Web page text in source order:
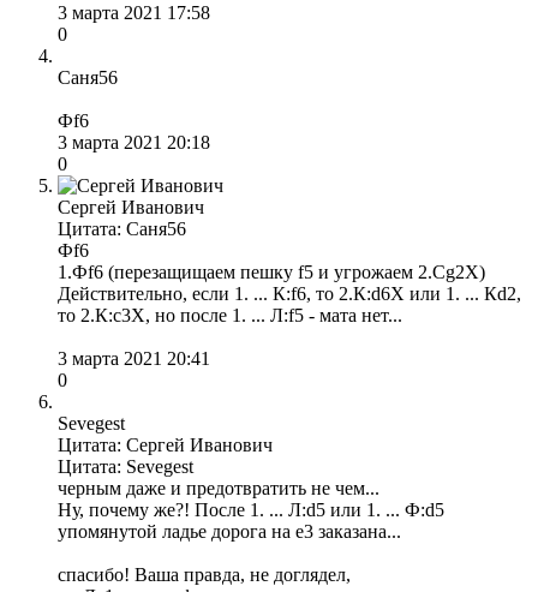
3 марта 2021 17:58
0
Саня56
Фf6
3 марта 2021 20:18
0
Сергей Иванович
Цитата: Саня56
Фf6
1.Фf6 (перезащищаем пешку f5 и угрожаем 2.Сg2X)
Действительно, если 1. ... К:f6, то 2.К:d6X или 1. ... Кd2,
то 2.К:с3Х, но после 1. ... Л:f5 - мата нет...
3 марта 2021 20:41
0
Sevegest
Цитата: Сергей Иванович
Цитата: Sevegest
черным даже и предотвратить не чем...
Ну, почему же?! После 1. ... Л:d5 или 1. ... Ф:d5
упомянутой ладье дорога на е3 заказана...
спасибо! Ваша правда, не доглядел,